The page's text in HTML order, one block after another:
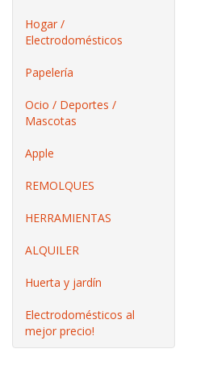
Hogar /
Electrodomésticos
Papelería
Ocio / Deportes /
Mascotas
Apple
REMOLQUES
HERRAMIENTAS
ALQUILER
Huerta y jardín
Electrodomésticos al
mejor precio!